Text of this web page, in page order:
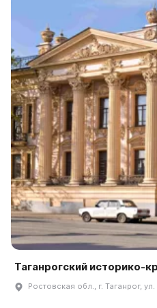
Таганрогский историко-
Ростовская обл., г. Таганрог,